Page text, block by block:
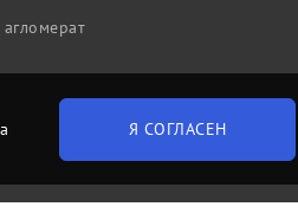
Я СОГЛАСЕН